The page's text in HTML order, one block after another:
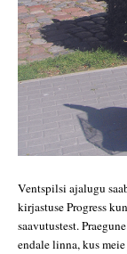
Ventspilsi ajalugu
kirjastuse Progress
saavutustest.
endale linna, kus